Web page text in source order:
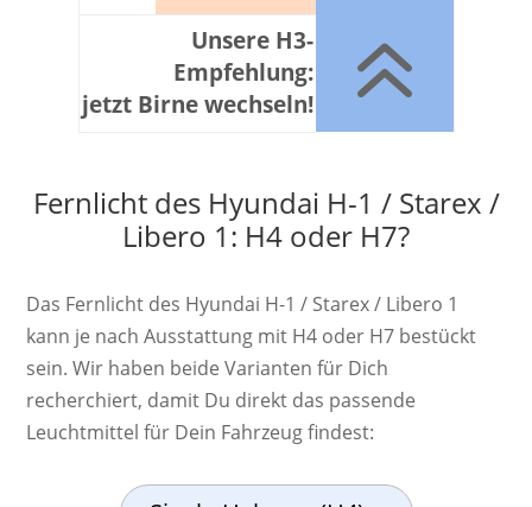
Unsere H3-
Empfehlung:
jetzt Birne wechseln!
6
Fernlicht des Hyundai H-1 / Starex /
Libero 1: H4 oder H7?
Das Fernlicht des Hyundai H-1 / Starex / Libero 1
kann je nach Ausstattung mit H4 oder H7 bestückt
sein. Wir haben beide Varianten für Dich
recherchiert, damit Du direkt das passende
Leuchtmittel für Dein Fahrzeug findest: